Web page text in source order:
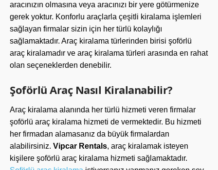
aracınızın olmasına veya aracınızı bir yere götürmenize
gerek yoktur. Konforlu araçlarla çeşitli kiralama işlemleri
sağlayan firmalar sizin için her türlü kolaylığı
sağlamaktadır. Araç kiralama türlerinden birisi şoförlü
araç kiralamadır ve araç kiralama türleri arasında en rahat
olan seçeneklerden denebilir.
Şoförlü Araç Nasıl Kiralanabilir?
Araç kiralama alanında her türlü hizmeti veren firmalar
şoförlü araç kiralama hizmeti de vermektedir. Bu hizmeti
her firmadan alamasanız da büyük firmalardan
alabilirsiniz. Vipcar Rentals, araç kiralamak isteyen
kişilere şoförlü araç kiralama hizmeti sağlamaktadır.